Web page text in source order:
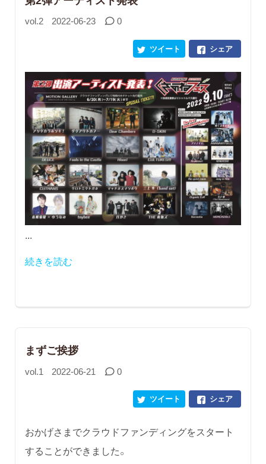
vol.2 2022-06-23 0
シェア
ツイート
...
続きを読む
まずご挨拶
vol.1 2022-06-21 0
シェア
ツイート
おかげさまでクラウドファンディングをスタート
することができました。